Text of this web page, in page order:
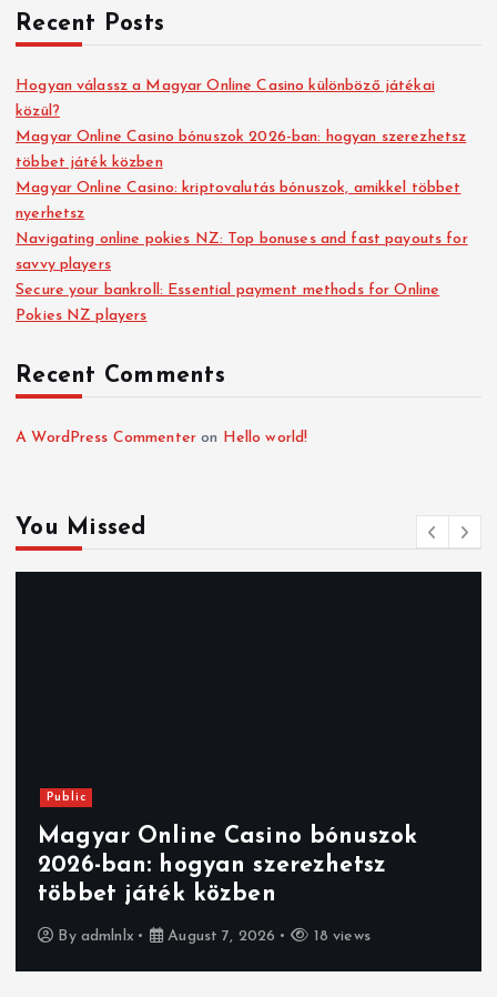
Recent Posts
Hogyan válassz a Magyar Online Casino különböző játékai
közül?
Magyar Online Casino bónuszok 2026-ban: hogyan szerezhetsz
többet játék közben
Magyar Online Casino: kriptovalutás bónuszok, amikkel többet
nyerhetsz
Navigating online pokies NZ: Top bonuses and fast payouts for
savvy players
Secure your bankroll: Essential payment methods for Online
Pokies NZ players
Recent Comments
A WordPress Commenter on Hello world!
You Missed
Public
Magyar Online Casino bónuszok
2026-ban: hogyan szerezhetsz
többet játék közben
By admlnlx August 7, 2026 18 views